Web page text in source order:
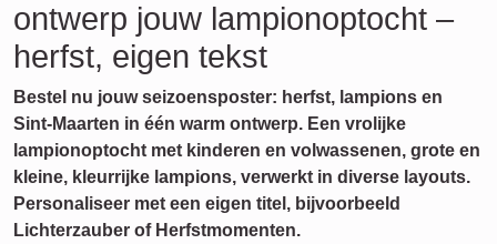
ontwerp jouw lampionoptocht –
herfst, eigen tekst
Bestel nu jouw seizoensposter: herfst, lampions en
Sint-Maarten in één warm ontwerp. Een vrolijke
lampionoptocht met kinderen en volwassenen, grote en
kleine, kleurrijke lampions, verwerkt in diverse layouts.
Personaliseer met een eigen titel, bijvoorbeeld
Lichterzauber of Herfstmomenten.